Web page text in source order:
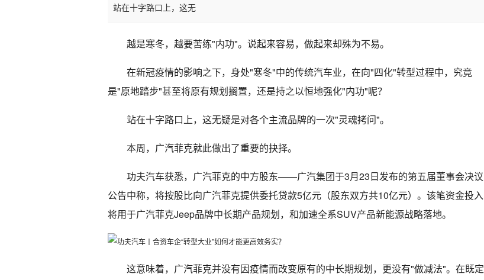
站在十字路口上，这无
越是寒冬，越要苦练"内功"。说起来容易，做起来却殊为不易。
在新冠疫情的影响之下，身处"寒冬"中的传统汽车业，在向"四化"转型过程中，究竟
是"原地踏步"甚至将原有规划搁置，还是持之以恒地强化"内功"呢？
站在十字路口上，这无疑是对各个主流品牌的一次"灵魂拷问"。
本周，广汽菲克就此做出了重要的抉择。
功夫汽车获悉，广汽菲克的中方股东——广汽集团于3月23日发布的第五届董事会决议
公告中称，将按股比向广汽菲克提供委托贷款5亿元（股东双方共10亿元）。该笔资金投入
将用于广汽菲克Jeep品牌中长期产品规划，和加速全系SUV产品新能源战略落地。
这意味着，广汽菲克并没有因疫情而改变原有的中长期规划，更没有"做减法"。在既定